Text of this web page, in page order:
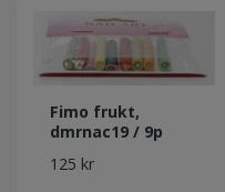
Fimo frukt,
dmrnac19 / 9p
125 kr